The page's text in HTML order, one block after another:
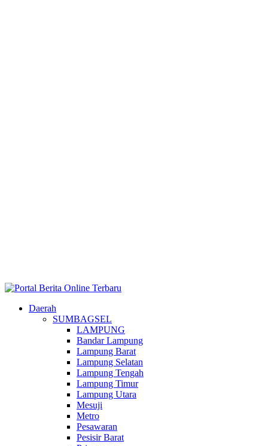
Daerah
SUMBAGSEL
LAMPUNG
Bandar Lampung
Lampung Barat
Lampung Selatan
Lampung Tengah
Lampung Timur
Lampung Utara
Mesuji
Metro
Pesawaran
Pesisir Barat